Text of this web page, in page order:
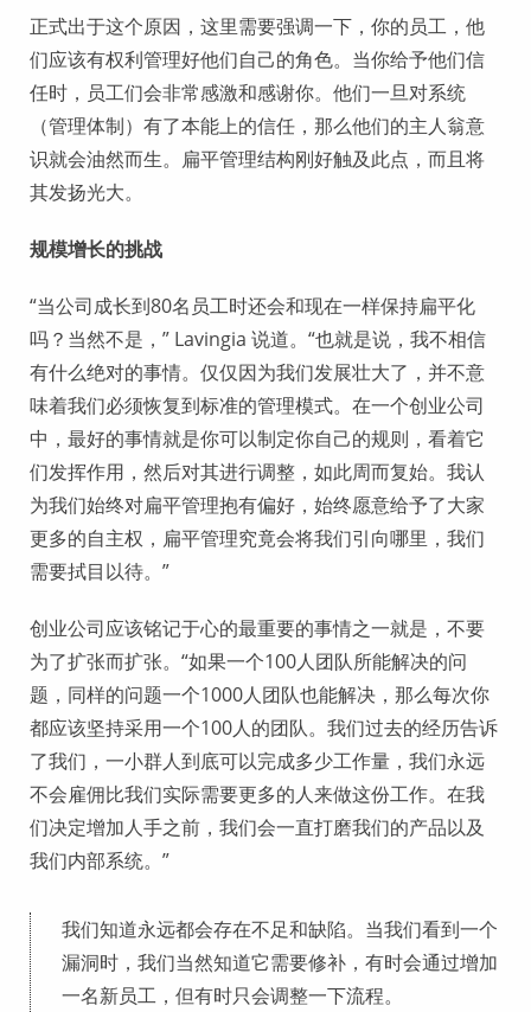
正式出于这个原因，这里需要强调一下，你的员工，他
们应该有权利管理好他们自己的角色。当你给予他们信
任时，员工们会非常感激和感谢你。他们一旦对系统
（管理体制）有了本能上的信任，那么他们的主人翁意
识就会油然而生。扁平管理结构刚好触及此点，而且将
其发扬光大。
规模增长的挑战
“当公司成长到80名员工时还会和现在一样保持扁平化
吗？当然不是，” Lavingia 说道。“也就是说，我不相信
有什么绝对的事情。仅仅因为我们发展壮大了，并不意
味着我们必须恢复到标准的管理模式。在一个创业公司
中，最好的事情就是你可以制定你自己的规则，看着它
们发挥作用，然后对其进行调整，如此周而复始。我认
为我们始终对扁平管理抱有偏好，始终愿意给予了大家
更多的自主权，扁平管理究竟会将我们引向哪里，我们
需要拭目以待。”
创业公司应该铭记于心的最重要的事情之一就是，不要
为了扩张而扩张。“如果一个100人团队所能解决的问
题，同样的问题一个1000人团队也能解决，那么每次你
都应该坚持采用一个100人的团队。我们过去的经历告诉
了我们，一小群人到底可以完成多少工作量，我们永远
不会雇佣比我们实际需要更多的人来做这份工作。在我
们决定增加人手之前，我们会一直打磨我们的产品以及
我们内部系统。”
我们知道永远都会存在不足和缺陷。当我们看到一个
漏洞时，我们当然知道它需要修补，有时会通过增加
一名新员工，但有时只会调整一下流程。